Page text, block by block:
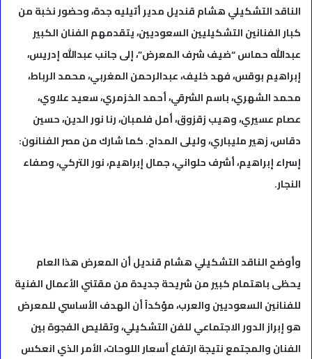
الناقد التشكيلي هشام قنديل مدير أتيليه جدة، وحضور نخبة من
كبار الفنانين التشكيليين السعوديين، يتقدمهم الفنان الكبير
عبدالله حماس “ضيف شرف المعرض”، إلى جانب عبدالله إدريس،
إبراهيم بوقس، فهد خليف، عبدالرحمن المغربي، محمد الرباط،
محمد الشهري، باسم الشرقي، أحمد الخزمري، سعيد علاوي،
عصام عسيري، وهيب زقزوق، أمل فلمبان، رنا نور الدين، حسين
دقاس، زهير مليباري، وليلى المداح. كما شارك من مصر الفنانون:
إسراء إبراهيم، أشرف حلواني، جمال إبراهيم، نور التركي، وصفاء
النجار.
وأوضح الناقد التشكيلي هشام قنديل أن المعرض هذا العام
يحظى باهتمام كبير من شريحة جديدة من مقتني الأعمال الفنية
للفنانين السعوديين والعرب، مؤكداً أن الهدف الأساسي للمعرض
هو إبراز الدور الاجتماعي للفن التشكيلي، وتقليص الفجوة بين
الفنان والمجتمع نتيجة ارتفاع أسعار اللوحات، الأمر الذي انعكس